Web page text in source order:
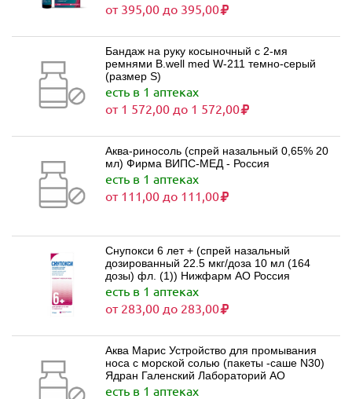
от 395,00 до 395,00
Бандаж на руку косыночный с 2-мя
ремнями B.well med W-211 темно-серый
(размер S)
есть в 1 аптеках
от 1 572,00 до 1 572,00
Аква-риносоль (спрей назальный 0,65% 20
мл) Фирма ВИПС-МЕД - Россия
есть в 1 аптеках
от 111,00 до 111,00
Снупокси 6 лет + (спрей назальный
дозированный 22.5 мкг/доза 10 мл (164
дозы) фл. (1)) Нижфарм АО Россия
есть в 1 аптеках
от 283,00 до 283,00
Аква Марис Устройство для промывания
носа с морской солью (пакеты -саше N30)
Ядран Галенский Лабораторий АО
есть в 1 аптеках